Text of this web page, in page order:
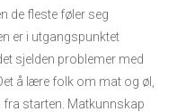
de fleste føler seg
er i utgangspunktet
sjelden problemer med
å lære folk om mat og øl,
starten. Matkunnskap